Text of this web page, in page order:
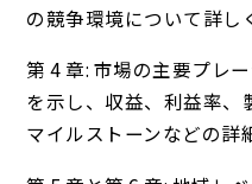
の競争環境について詳し
第 4 章: 市場の主要プレ
を示し、収益、利益率、
マイルストーンなどの詳